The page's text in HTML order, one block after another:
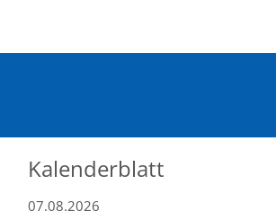
Kalenderblatt
07.08.2026